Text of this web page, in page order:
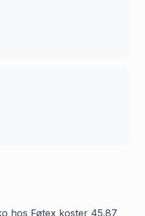
hos Føtex koster 45.87